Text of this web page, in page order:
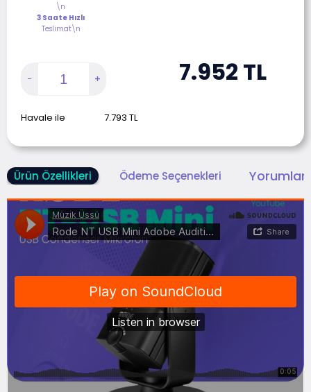
\n
3 Saate Hızlı
Teslimat\n
7.952 TL
Havale ile 7.793 TL
Ürün Özellikleri Ödeme Seçenekleri Yorumlar